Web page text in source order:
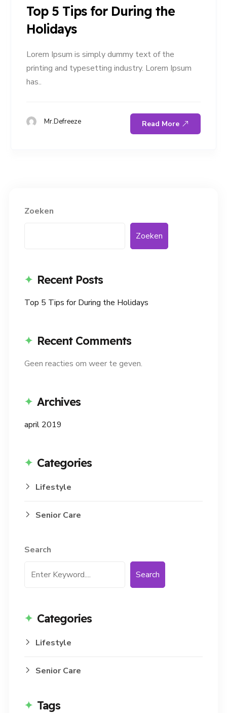
Top 5 Tips for During the
Holidays
Lorem Ipsum is simply dummy text of the
printing and typesetting industry. Lorem Ipsum
has..
Mr.Defreeze Read More
Zoeken
Zoeken
Recent Posts
Top 5 Tips for During the Holidays
Recent Comments
Geen reacties om weer te geven.
Archives
april 2019
Categories
Lifestyle
Senior Care
Search
Search
Categories
Lifestyle
Senior Care
Tags